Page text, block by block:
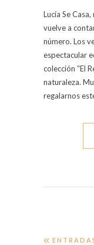
Lucía Se
vuelve a
número. Los
espectacular
colección “El
naturaleza.
regalarnos